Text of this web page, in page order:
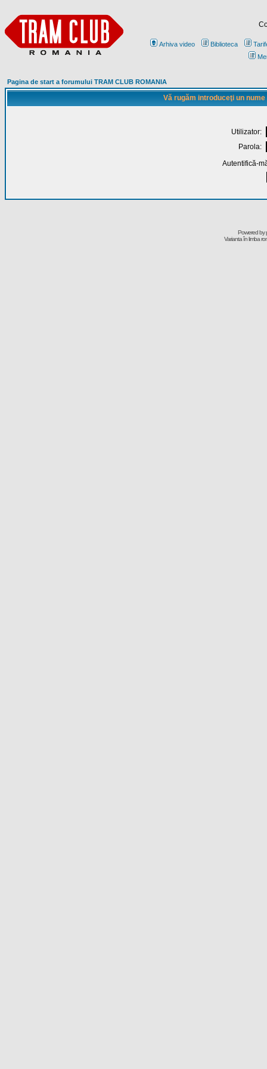
Arhiva video Biblioteca
Pagina de start a forumului TRAM CLUB ROMANIA
Vă rugăm introduceţi un
Utilizator:
Parola:
Autentifică-
Powered by
Varianta în limba